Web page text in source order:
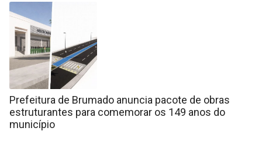
Prefeitura de Brumado anuncia pacote de obras
estruturantes para comemorar os 149 anos do
município